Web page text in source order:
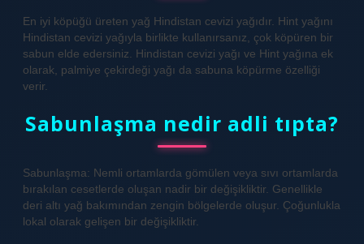
En iyi köpüğü üreten yağ Hindistan cevizi yağıdır. Hint yağını
Hindistan cevizi yağıyla birlikte kullanırsanız, çok köpüren bir
sabun elde edersiniz. Hindistan cevizi yağı ve Hint yağına ek
olarak, palmiye çekirdeği yağı da sabuna köpürme özelliği
verir.
Sabunlaşma nedir adli tıpta?
Sabunlaşma: Nemli ortamlarda gömülen veya sıvı ortamlarda
bırakılan cesetlerde oluşan nadir bir değişikliktir. Genellikle
deri altı yağ bakımından zengin bölgelerde oluşur. Çoğunlukla
lokal olarak gelişen bir değişikliktir.